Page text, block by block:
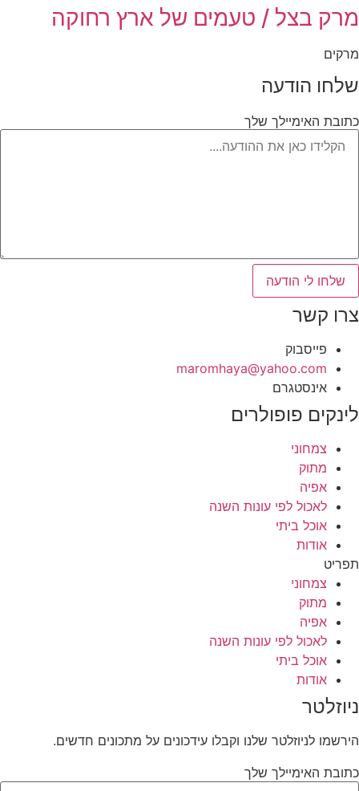
מרק בצל / טעמים של ארץ רחוקה
מרקים
שלחו הודעה
כתובת האימיילך שלך
שלחו לי הודעה
צרו קשר
פייסבוק
‫maromhaya@yahoo.com
אינסטגרם
לינקים פופולרים
צמחוני
מתוק
אפיה
לאכול לפי עונות השנה
אוכל ביתי
אודות
תפריט
צמחוני
מתוק
אפיה
לאכול לפי עונות השנה
אוכל ביתי
אודות
ניוזלטר
הירשמו לניוזלטר שלנו וקבלו עידכונים על מתכונים חדשים.
כתובת האימיילך שלך